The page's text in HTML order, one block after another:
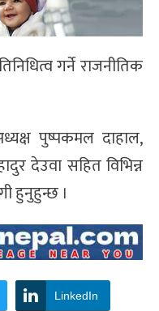
गर्ने राजनीतिक
पुष्पकमल दाहाल,
देउवा सहित विभिन्न
हुनुहुन्छ ।
LinkedIn